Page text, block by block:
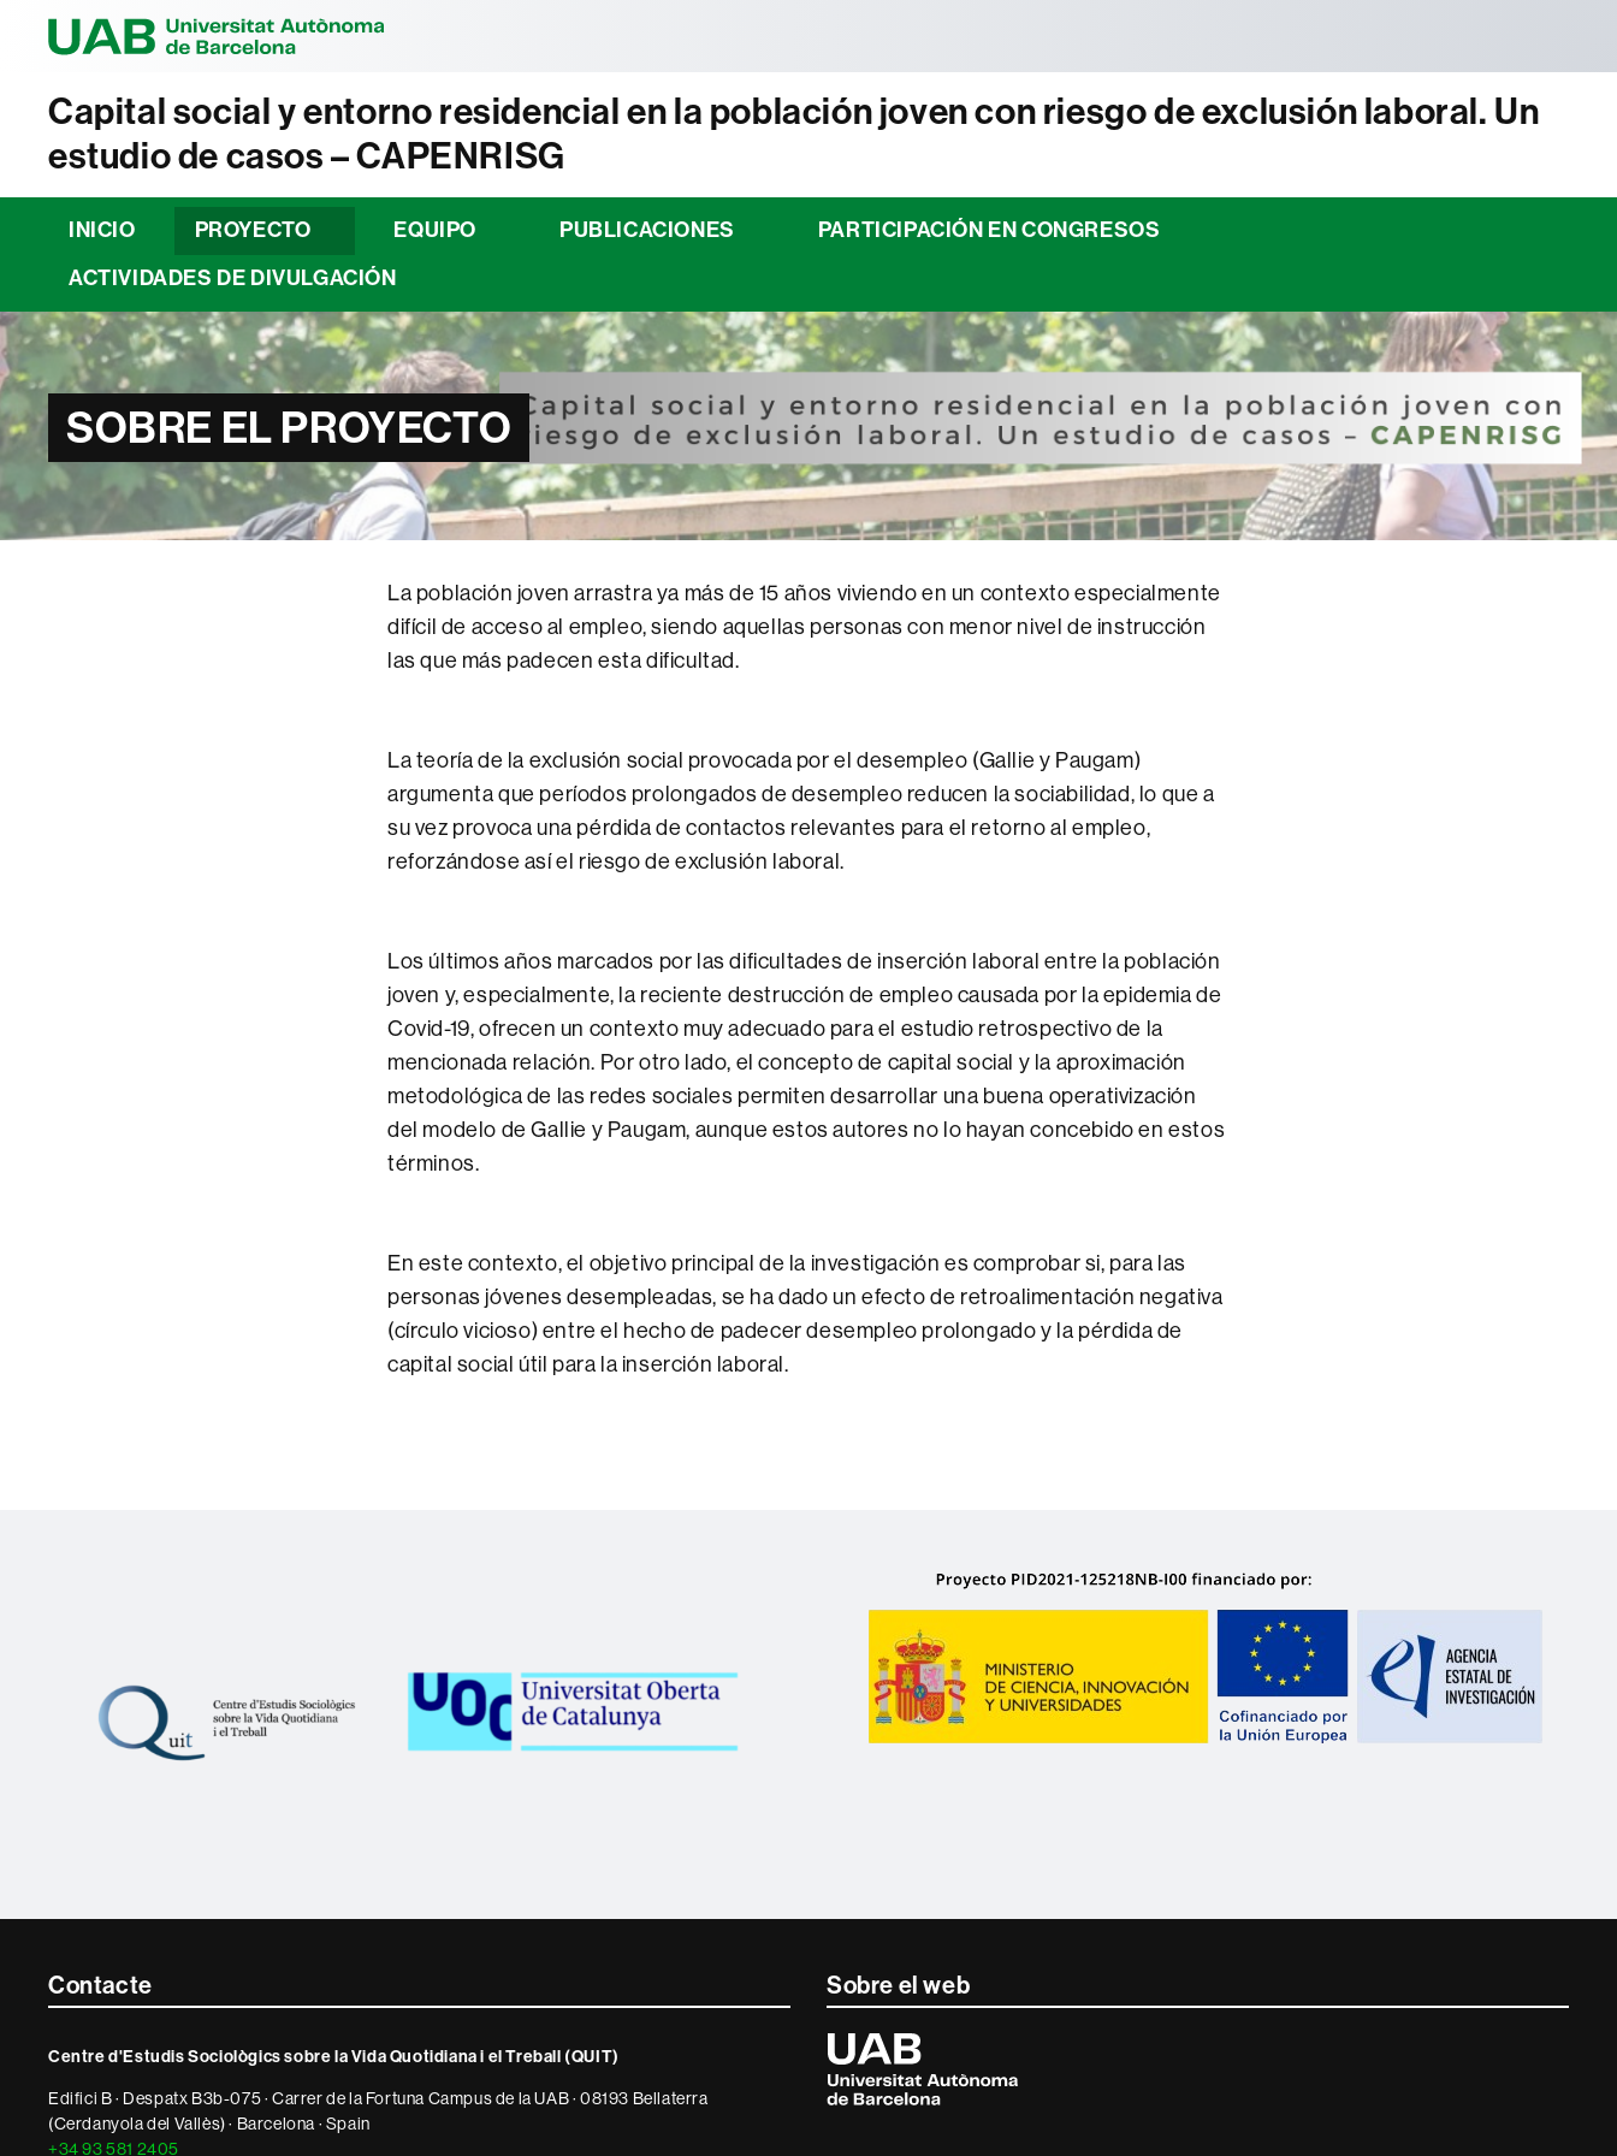
Capital social y entorno residencial en la población joven con riesgo de exclusión laboral. Un
estudio de casos – CAPENRISG
INICIO PROYECTO EQUIPO PUBLICACIONES
PARTICIPACIÓN EN CONGRESOS
ACTIVIDADES DE DIVULGACIÓN
SOBRE EL PROYECTO
La población joven arrastra ya más de 15 años viviendo en un contexto especialmente
difícil de acceso al empleo, siendo aquellas personas con menor nivel de instrucción
las que más padecen esta dificultad.
La teoría de la exclusión social provocada por el desempleo (Gallie y Paugam)
argumenta que períodos prolongados de desempleo reducen la sociabilidad, lo que a
su vez provoca una pérdida de contactos relevantes para el retorno al empleo,
reforzándose así el riesgo de exclusión laboral.
Los últimos años marcados por las dificultades de inserción laboral entre la población
joven y, especialmente, la reciente destrucción de empleo causada por la epidemia de
Covid-19, ofrecen un contexto muy adecuado para el estudio retrospectivo de la
mencionada relación. Por otro lado, el concepto de capital social y la aproximación
metodológica de las redes sociales permiten desarrollar una buena operativización
del modelo de Gallie y Paugam, aunque estos autores no lo hayan concebido en estos
términos.
En este contexto, el objetivo principal de la investigación es comprobar si, para las
personas jóvenes desempleadas, se ha dado un efecto de retroalimentación negativa
(círculo vicioso) entre el hecho de padecer desempleo prolongado y la pérdida de
capital social útil para la inserción laboral.
Contacte
informació
legal
Contacte
Centre d'Estudis Sociològics sobre la Vida Quotidiana i el Treball (QUIT)
Edifici B · Despatx B3b-075 · Carrer de la Fortuna Campus de la UAB · 08193 Bellaterra
(Cerdanyola del Vallès) · Barcelona · Spain
+34 93 581 2405
Sobre el web
Universitat
Autònoma
de
Barcelona